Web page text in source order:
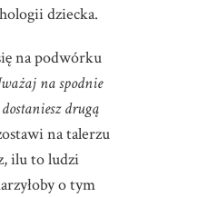
dziecka.
na podwórku
na spodnie
drugą
na talerzu
ilu to ludzi
o tym